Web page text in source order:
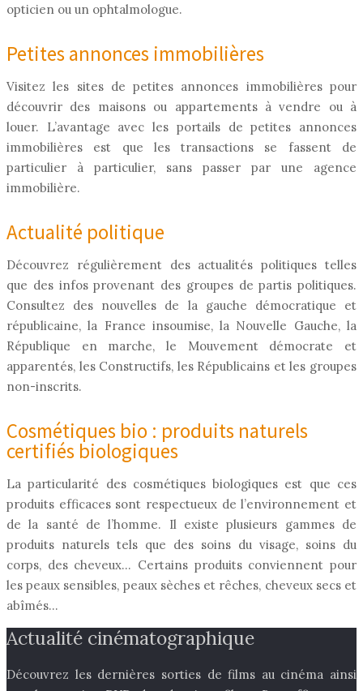
opticien ou un ophtalmologue.
Petites annonces immobilières
Visitez les sites de petites annonces immobilières pour
découvrir des maisons ou appartements à vendre ou à
louer. L’avantage avec les portails de petites annonces
immobilières est que les transactions se fassent de
particulier à particulier, sans passer par une agence
immobilière.
Actualité politique
Découvrez régulièrement des actualités politiques telles
que des infos provenant des groupes de partis politiques.
Consultez des nouvelles de la gauche démocratique et
républicaine, la France insoumise, la Nouvelle Gauche, la
République en marche, le Mouvement démocrate et
apparentés, les Constructifs, les Républicains et les groupes
non-inscrits.
Cosmétiques bio : produits naturels
certifiés biologiques
La particularité des cosmétiques biologiques est que ces
produits efficaces sont respectueux de l’environnement et
de la santé de l’homme. Il existe plusieurs gammes de
produits naturels tels que des soins du visage, soins du
corps, des cheveux… Certains produits conviennent pour
les peaux sensibles, peaux sèches et rêches, cheveux secs et
abîmés…
Actualité cinématographique
Découvrez les dernières sorties de films au cinéma ainsi